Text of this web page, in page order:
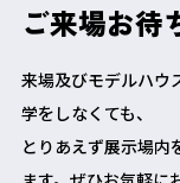
ご来場お待
来場及びモデルハウ
学をしなくても、
とりあえず展示場内